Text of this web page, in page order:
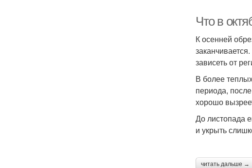
Что в
К осенней
зависеть от
В более
периода,
хорошо
До листопада
и укрыть
читать дальше →